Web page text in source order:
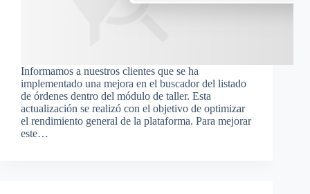
Informamos a nuestros clientes que se ha
implementado una mejora en el buscador del listado
de órdenes dentro del módulo de taller. Esta
actualización se realizó con el objetivo de optimizar
el rendimiento general de la plataforma. Para mejorar
este…